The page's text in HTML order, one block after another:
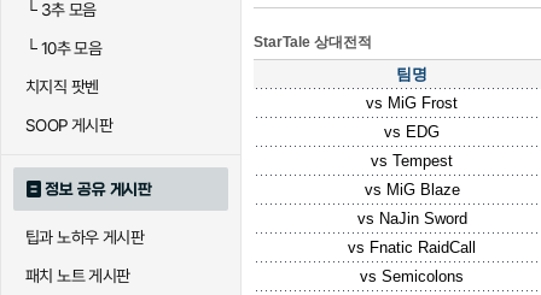
└3추 모음
└10추 모음
치지직 팟벤
SOOP 게시판
정보 공유 게시판
팁과 노하우 게시판
패치 노트 게시판
StarTale 상대전적
팀명
vs MiG Frost
vs EDG
vs Tempest
vs MiG Blaze
vs NaJin Sword
vs Fnatic RaidCall
vs Semicolons